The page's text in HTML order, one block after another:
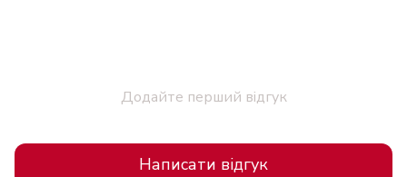
Додайте перший відгук
Написати відгук